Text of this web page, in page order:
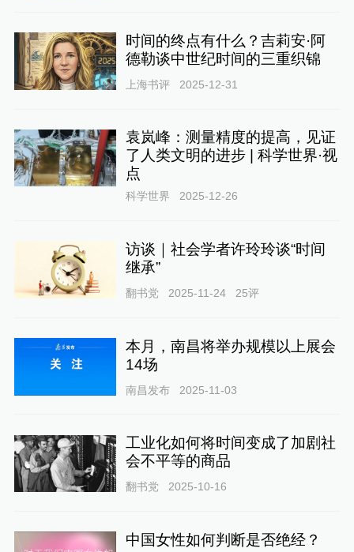
时间的终点有什么？吉莉安·阿
德勒谈中世纪时间的三重织锦
上海书评 2025-12-31
袁岚峰：测量精度的提高，见证
了人类文明的进步 | 科学世界·视
点
科学世界 2025-12-26
访谈｜社会学者许玲玲谈“时间
继承”
翻书党 2025-11-24 25评
本月，南昌将举办规模以上展会
14场
南昌发布 2025-11-03
工业化如何将时间变成了加剧社
会不平等的商品
翻书党 2025-10-16
中国女性如何判断是否绝经？